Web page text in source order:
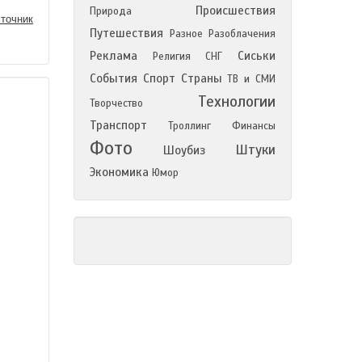
Природа
Происшествия
Путешествия
Разное Разоблачения
Реклама Религия СНГ
Сиськи
События Спорт Страны ТВ и СМИ
Творчество
Технологии
Транспорт Троллинг Финансы
Фото Шоубиз Штуки
Экономика Юмор